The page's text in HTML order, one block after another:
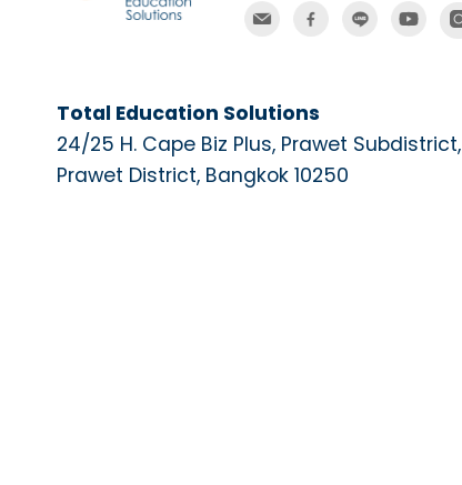
Total Education Solutions
24/25 H. Cape Biz Plus, Prawet Subdistrict,
Prawet District, Bangkok 10250